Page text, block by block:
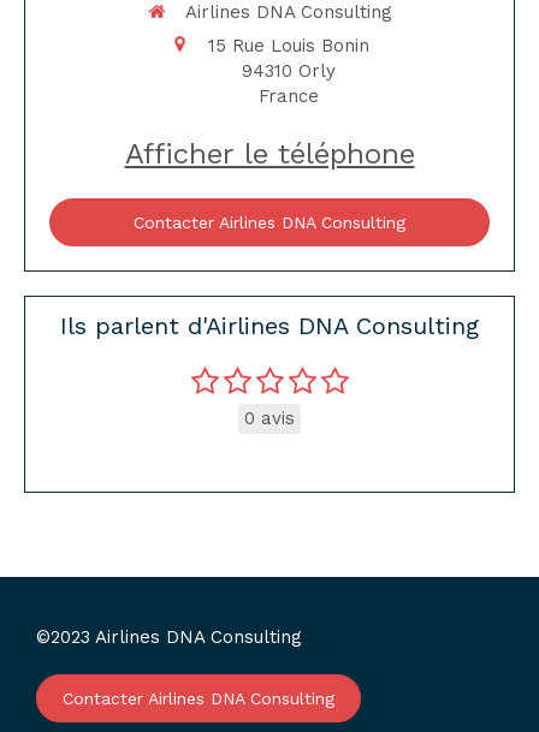
Airlines DNA Consulting
15 Rue Louis Bonin
94310 Orly
France
Afficher le téléphone
Contacter Airlines DNA Consulting
Ils parlent d'Airlines DNA Consulting
0 avis
©2023 Airlines DNA Consulting
Contacter Airlines DNA Consulting